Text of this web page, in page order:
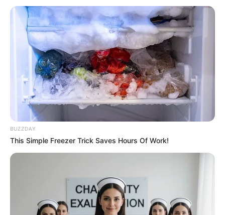
Vega Darwanti
BUZZDAY
This Simple Freezer Trick Saves Hours Of Work!